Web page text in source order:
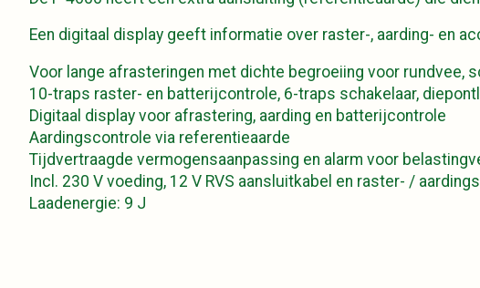
Een digitaal display geeft informatie over raster-, aarding- en
Voor lange afrasteringen met dichte begroeiing voor rundvee,
10-traps raster- en batterijcontrole, 6-traps schakelaar,
Digitaal display voor afrastering, aarding en batterijcontrole
Aardingscontrole via referentieaarde
Tijdvertraagde vermogensaanpassing en alarm voor
Incl. 230 V voeding, 12 V RVS aansluitkabel en raster- /
Laadenergie: 9 J